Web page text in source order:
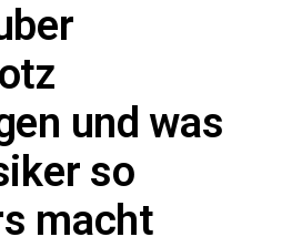
und was
so
macht